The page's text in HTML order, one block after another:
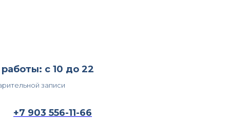
с 10 до 22
записи
+7 903 556-11-66